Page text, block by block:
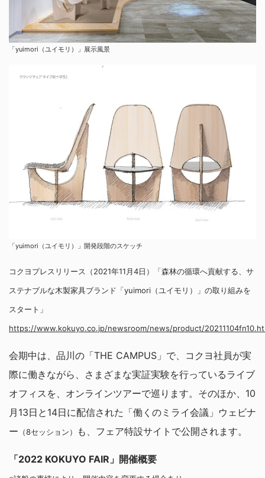
「yuimori（ユイモリ）」展示風景
「yuimori（ユイモリ）」開発段階のスケッチ
コクヨプレスリリース（2021年11月4日）「森林の循環へ貢献する、サ
ステナブルな木製家具ブランド「yuimori（ユイモリ）」の取り組みを
スタート」
https://www.kokuyo.co.jp/newsroom/news/product/
会期中は、品川の「THE CAMPUS」で、コクヨ社員が実
際に働きながら、さまざまな実証実験を行っているライブ
オフィスを、オンラインツアーで巡ります。そのほか、10
月13日と14日に配信された「働くのミライ会議」ウェビナ
ー （8セッション） も、フェア特設サイトで公開されます。
「2022 KOKUYO FAIR」開催概要